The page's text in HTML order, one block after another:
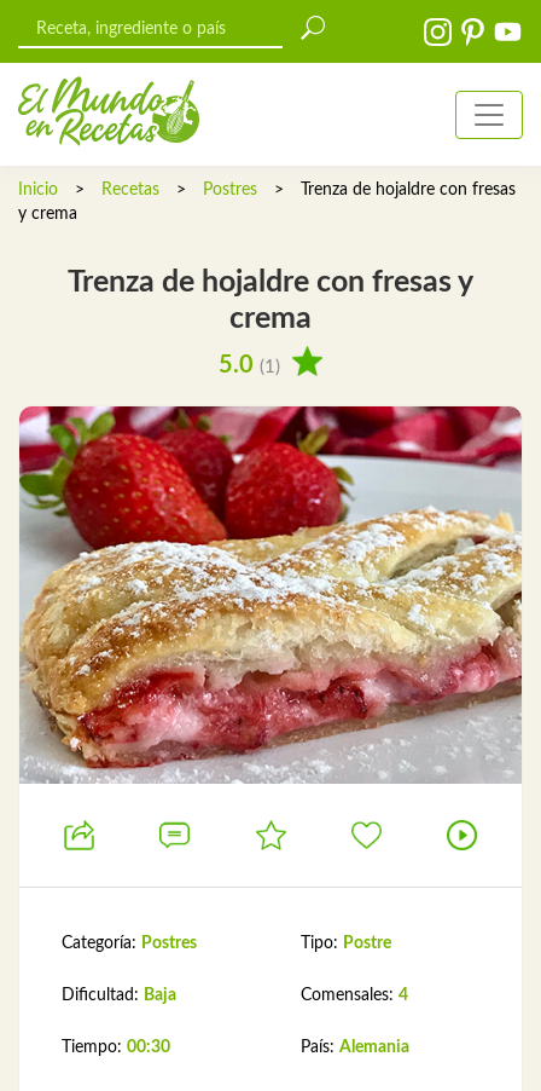
Inicio > Recetas > Postres >
Trenza de hojaldre con fresas
y crema
Trenza de hojaldre con fresas y
crema
5.0 (1)
Categoría: Postres
Dificultad: Baja
Tiempo: 00:30
Tipo: Postre
Comensales: 4
País: Alemania